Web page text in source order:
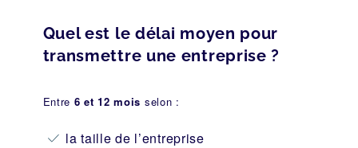
Quel est le délai moyen pour
transmettre une entreprise ?
Entre 6 et 12 mois selon :
la taille de l’entreprise